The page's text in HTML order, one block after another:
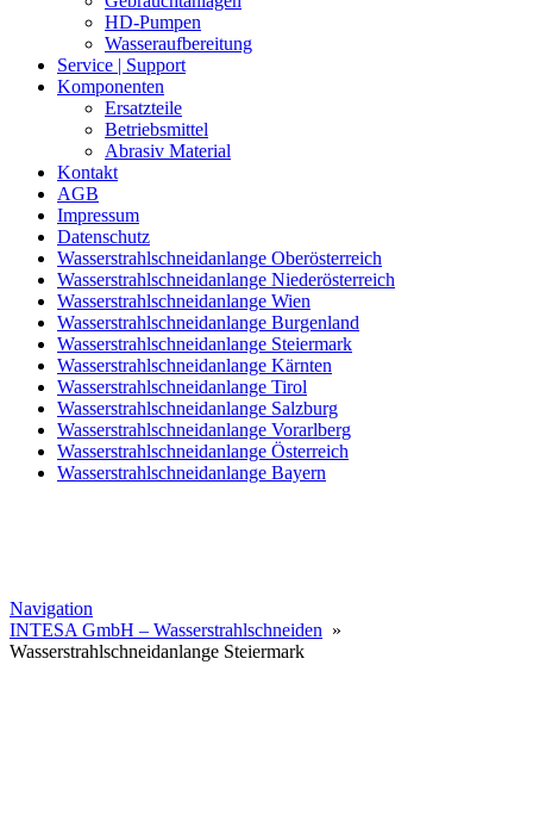
HD-Pumpen
Wasseraufbereitung
Service | Support
Komponenten
Ersatzteile
Betriebsmittel
Abrasiv Material
Kontakt
AGB
Impressum
Datenschutz
Wasserstrahlschneidanlange Oberösterreich
Wasserstrahlschneidanlange Niederösterreich
Wasserstrahlschneidanlange Wien
Wasserstrahlschneidanlange Burgenland
Wasserstrahlschneidanlange Steiermark
Wasserstrahlschneidanlange Kärnten
Wasserstrahlschneidanlange Tirol
Wasserstrahlschneidanlange Salzburg
Wasserstrahlschneidanlange Vorarlberg
Wasserstrahlschneidanlange Österreich
Wasserstrahlschneidanlange Bayern
Navigation
INTESA GmbH – Wasserstrahlschneiden »
Wasserstrahlschneidanlange Steiermark